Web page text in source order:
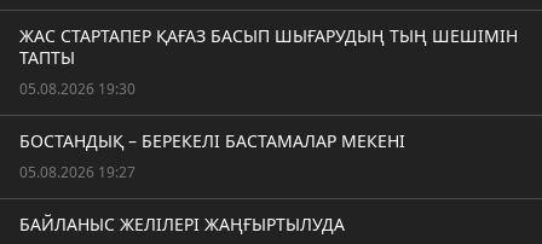
ЖАС СТАРТАПЕР ҚАҒАЗ БАСЫП ШЫҒАРУДЫҢ ТЫҢ ШЕШІМІН
ТАПТЫ
05.08.2026 19:30
БОСТАНДЫҚ – БЕРЕКЕЛІ БАСТАМАЛАР МЕКЕНІ
05.08.2026 19:27
БАЙЛАНЫС ЖЕЛІЛЕРІ ЖАҢҒЫРТЫЛУДА